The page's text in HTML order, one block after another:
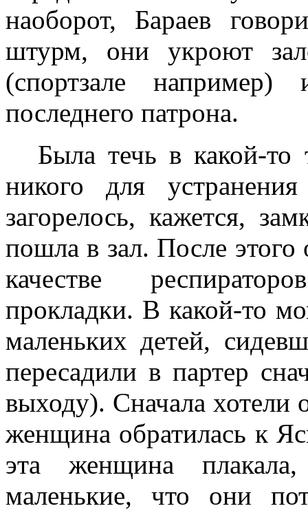
наоборот, Бараев
штурм, они укроют
(спортзале
последнего патрона.
Была течь в какой-
никого для
загорелось, кажется,
пошла в зал. После этого
качестве
прокладки. В какой-то
маленьких детей,
пересадили в партер
выходу). Сначала хотели
женщина обратилась к
эта женщина
маленькие, что они